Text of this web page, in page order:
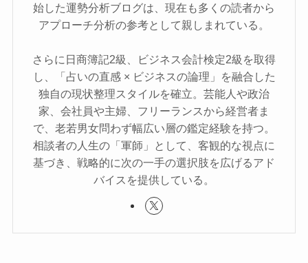
始した運勢分析ブログは、現在も多くの読者から
アプローチ分析の参考として親しまれている。
さらに日商簿記2級、ビジネス会計検定2級を取得
し、「占いの直感 × ビジネスの論理」を融合した
独自の現状整理スタイルを確立。芸能人や政治
家、会社員や主婦、フリーランスから経営者ま
で、老若男女問わず幅広い層の鑑定経験を持つ。
相談者の人生の「軍師」として、客観的な視点に
基づき、戦略的に次の一手の選択肢を広げるアド
バイスを提供している。